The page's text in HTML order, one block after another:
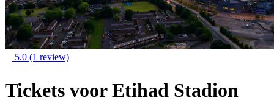
5.0 (1 review)
Tickets voor Etihad Stadion